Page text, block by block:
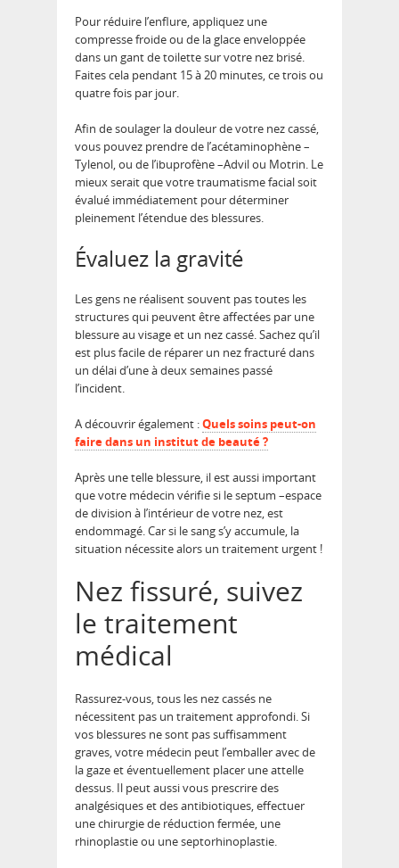
Pour réduire l’enflure, appliquez une
compresse froide ou de la glace enveloppée
dans un gant de toilette sur votre nez brisé.
Faites cela pendant 15 à 20 minutes, ce trois ou
quatre fois par jour.
Afin de soulager la douleur de votre nez cassé,
vous pouvez prendre de l’acétaminophène –
Tylenol, ou de l’ibuprofène –Advil ou Motrin. Le
mieux serait que votre traumatisme facial soit
évalué immédiatement pour déterminer
pleinement l’étendue des blessures.
Évaluez la gravité
Les gens ne réalisent souvent pas toutes les
structures qui peuvent être affectées par une
blessure au visage et un nez cassé. Sachez qu’il
est plus facile de réparer un nez fracturé dans
un délai d’une à deux semaines passé
l’incident.
A découvrir également :Quels soins peut-on
faire dans un institut de beauté ?
Après une telle blessure, il est aussi important
que votre médecin vérifie si le septum –espace
de division à l’intérieur de votre nez, est
endommagé. Car si le sang s’y accumule, la
situation nécessite alors un traitement urgent !
Nez fissuré, suivez
le traitement
médical
Rassurez-vous, tous les nez cassés ne
nécessitent pas un traitement approfondi. Si
vos blessures ne sont pas suffisamment
graves, votre médecin peut l’emballer avec de
la gaze et éventuellement placer une attelle
dessus. Il peut aussi vous prescrire des
analgésiques et des antibiotiques, effectuer
une chirurgie de réduction fermée, une
rhinoplastie ou une septorhinoplastie.